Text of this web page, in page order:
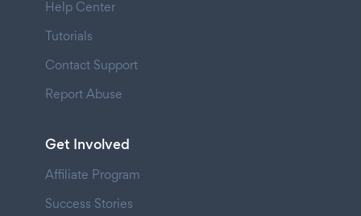
Help Center
Tutorials
Contact Support
Report Abuse
Get Involved
Affiliate Program
Success Stories